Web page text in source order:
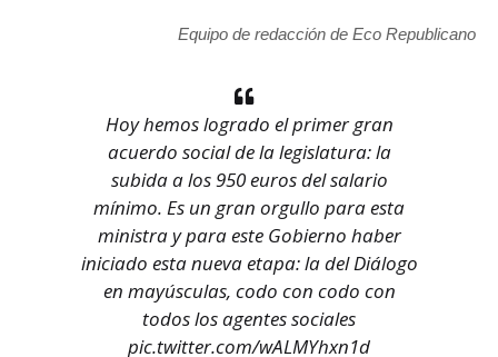
Equipo de redacción de Eco Republicano
Hoy hemos logrado el primer gran
acuerdo social de la legislatura: la
subida a los 950 euros del salario
mínimo. Es un gran orgullo para esta
ministra y para este Gobierno haber
iniciado esta nueva etapa: la del Diálogo
en mayúsculas, codo con codo con
todos los agentes sociales
pic.twitter.com/wALMYhxn1d